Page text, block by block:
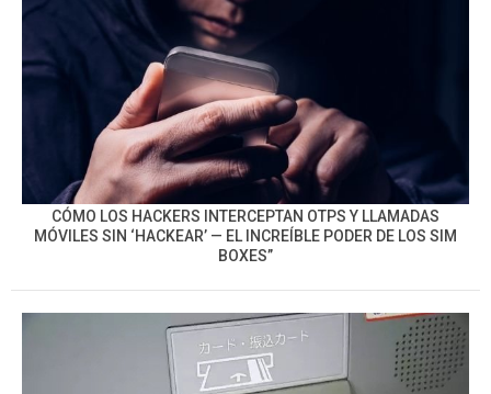
CÓMO LOS HACKERS INTERCEPTAN OTPS Y LLAMADAS
MÓVILES SIN ‘HACKEAR’ — EL INCREÍBLE PODER DE LOS SIM
BOXES”